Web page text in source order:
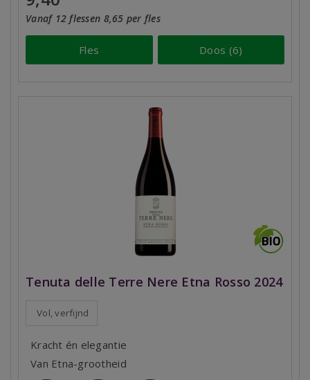
Vanaf 12 flessen 8,65 per fles
Fles Doos (6)
Tenuta delle Terre Nere Etna Rosso 2024
Vol, verfijnd
Kracht én elegantie
Van Etna-grootheid